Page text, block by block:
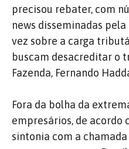
precisou rebater, com
news disseminadas
vez sobre a carga
buscam desacreditar o
Fazenda, Fernando
Fora da bolha da
empresários, de acordo
sintonia com a